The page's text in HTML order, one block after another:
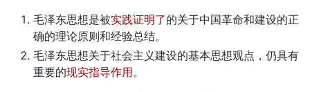
毛泽东思想是被实践证明了的关于中国革命和建设的正
确的理论原则和经验总结。
毛泽东思想关于社会主义建设的基本思想观点，仍具有
重要的现实指导作用。